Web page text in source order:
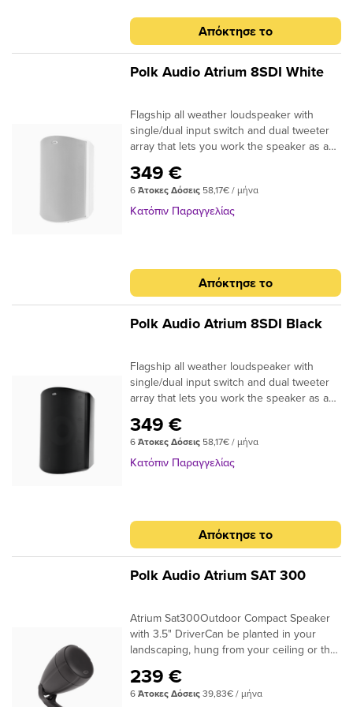
Απόκτησε το
Polk Audio Atrium 8SDI White
Flagship all weather loudspeaker with
single/dual input switch and dual tweeter
array that lets you work the speaker as a
loudspeaker, or L/R speaker in a high-
performance stereo pair. It’s time to get
that indoor sound you love - all from an
polypropylene wooferDual 1" Anodized
Aluminum Dome tweetersSpeed-Lock
Mounting systemWorks as a single Stereo
speaker or in a L/R Stereo pairPolk's
349 €
6Άτοκες Δόσεις 58,17€ / μήνα
Κατόπιν Παραγγελίας
Απόκτησε το
Polk Audio Atrium 8SDI Black
Flagship all weather loudspeaker with
single/dual input switch and dual tweeter
array that lets you work the speaker as a
loudspeaker, or L/R speaker in a high-
performance stereo pair. It’s time to get
that indoor sound you love - all from an
polypropylene wooferDual 1" Anodized
Aluminum Dome tweetersSpeed-Lock
Mounting systemWorks as a single Stereo
speaker or in a L/R Stereo pairPolk's
349 €
6Άτοκες Δόσεις 58,17€ / μήνα
Κατόπιν Παραγγελίας
Απόκτησε το
Polk Audio Atrium SAT 300
Atrium Sat300Outdoor Compact Speaker
with 3.5" DriverCan be planted in your
landscaping, hung from your ceiling or the
mix great sound with the great
outdoorsBass PerformanceDurableSafe
239 €
6Άτοκες Δόσεις39,83€ / μήνα